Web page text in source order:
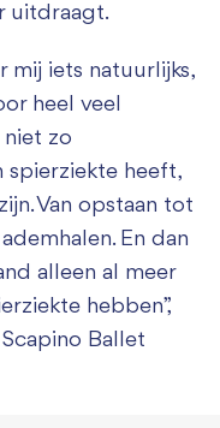
uitdraagt.
mij iets natuurlijks,
heel veel
niet zo
spierziekte heeft,
Van opstaan tot
En dan
alleen al meer
hebben”,
Ballet